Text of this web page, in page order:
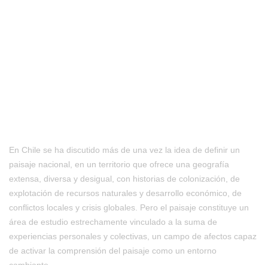
En Chile se ha discutido más de una vez la idea de definir un
paisaje nacional, en un territorio que ofrece una geografía
extensa, diversa y desigual, con historias de colonización, de
explotación de recursos naturales y desarrollo económico, de
conflictos locales y crisis globales. Pero el paisaje constituye un
área de estudio estrechamente vinculado a la suma de
experiencias personales y colectivas, un campo de afectos capaz
de activar la comprensión del paisaje como un entorno